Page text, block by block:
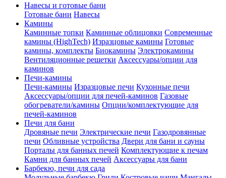
Навесы и готовые бани
Готовые бани Навесы
Камины
Каминные топки Каминные облицовки Современные
камины (HighTech) Изразцовые камины Готовые
камины, комплекты Биокамины Электрокамины
Вентиляционные решетки Аксессуары/опции для
каминов
Печи-камины
Печи-камины Изразцовые печи Кухонные печи
Аксессуары/опции для печей-каминов Газовые
обогреватели/камины Опции/комплектующие для
печей-каминов
Печи для бани
Дровяные печи Электрические печи Газодровянные
печи Обливные устройства Двери для бани и сауны
Порталы для банных печей Комплектующие к печам
Камни для банных печей Аксессуары для бани
Барбекю, печи для сада